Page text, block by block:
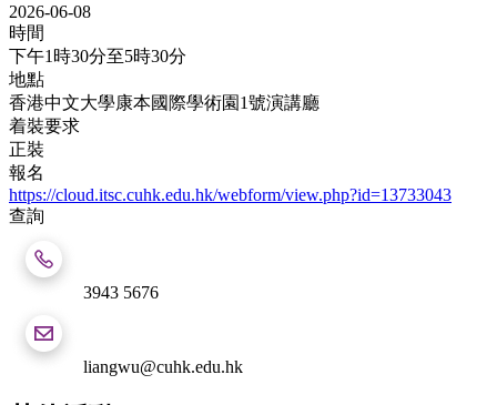
2026-06-08
時間
下午1時30分至5時30分
地點
香港中文大學康本國際學術園1號演講廳
着裝要求
正裝
報名
https://cloud.itsc.cuhk.edu.hk/webform/view.php?id=13733043
查詢
3943 5676
liangwu@cuhk.edu.hk